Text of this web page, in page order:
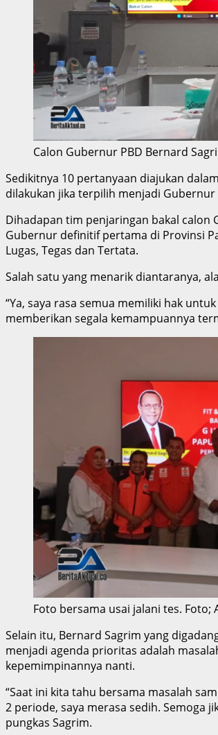
Calon Gubernur PBD Bernard
Sedikitnya 10 pertanyaan diajukan
dilakukan jika terpilih menjadi Gubernur
Dihadapan tim penjaringan bakal calon
Gubernur definitif pertama di Provinsi
Lugas, Tegas dan Tertata.
Salah satu yang menarik diantaranya,
“Ya, saya rasa semua memiliki hak
memberikan segala kemampuannya
Foto bersama usai jalani tes. Foto;
Selain itu, Bernard Sagrim yang
menjadi agenda prioritas adalah
kepemimpinannya nanti.
“Saat ini kita tahu bersama masalah
2 periode, saya merasa sedih. Semoga
pungkas Sagrim.